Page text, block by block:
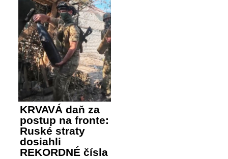
KRVAVÁ daň za
postup na fronte:
Ruské straty
dosiahli
REKORDNÉ čísla